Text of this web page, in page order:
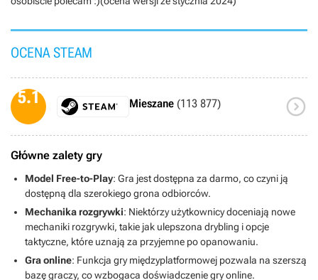
OCENA STEAM
5.1 Mieszane (113 877) 
Główne zalety gry
Model Free-to-Play: Gra jest dostępna za darmo, co czyni ją
dostępną dla szerokiego grona odbiorców.
Mechanika rozgrywki: Niektórzy użytkownicy doceniają nowe
mechaniki rozgrywki, takie jak ulepszona drybling i opcje
taktyczne, które uznają za przyjemne po opanowaniu.
Gra online: Funkcja gry międzyplatformowej pozwala na szerszą
bazę graczy, co wzbogaca doświadczenie gry online.